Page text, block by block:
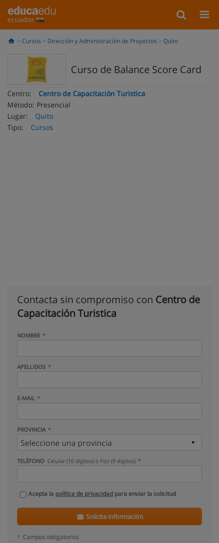
ecuador
Cursos Dirección y Administración de Proyectos Quito
Curso de Balance Score Card
Centro:
Centro de Capacitación Turistica
Método: Presencial
Lugar:
Quito
Tipo:
Cursos
Contacta sin compromiso con Centro de
Capacitación Turistica
NOMBRE
APELLIDOS
E-MAIL
PROVINCIA
TELÉFONO Celular (10 dígitos) o Fijo (9 dígitos)
Acepta la política de privacidad para enviar la solicitud
Solicita información
* Campos obligatorios